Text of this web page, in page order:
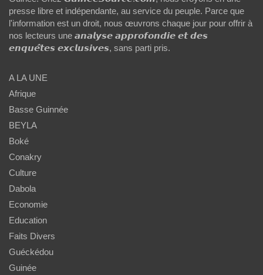
presse libre et indépendante, au service du peuple. Parce que
l'information est un droit, nous œuvrons chaque jour pour offrir à
nos lecteurs une 𝙖𝙣𝙖𝙡𝙮𝙨𝙚 𝙖𝙥𝙥𝙧𝙤𝙛𝙤𝙣𝙙𝙞𝙚 𝙚𝙩 𝙙𝙚𝙨
𝙚𝙣𝙦𝙪𝙚̂𝙩𝙚𝙨 𝙚𝙭𝙘𝙡𝙪𝙨𝙞𝙫𝙚𝙨, sans parti pris.
A LA UNE
Afrique
Basse Guinnée
BEYLA
Boké
Conakry
Culture
Dabola
Economie
Education
Faits Divers
Guéckédou
Guinée